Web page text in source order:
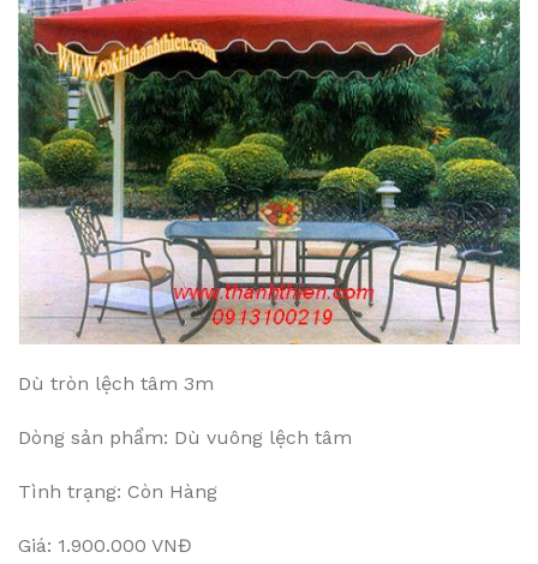
Dù tròn lệch tâm 3m
Dòng sản phẩm: Dù vuông lệch tâm
Tình trạng: Còn Hàng
Giá: 1.900.000 VNĐ